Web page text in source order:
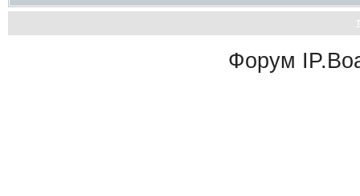
Форум